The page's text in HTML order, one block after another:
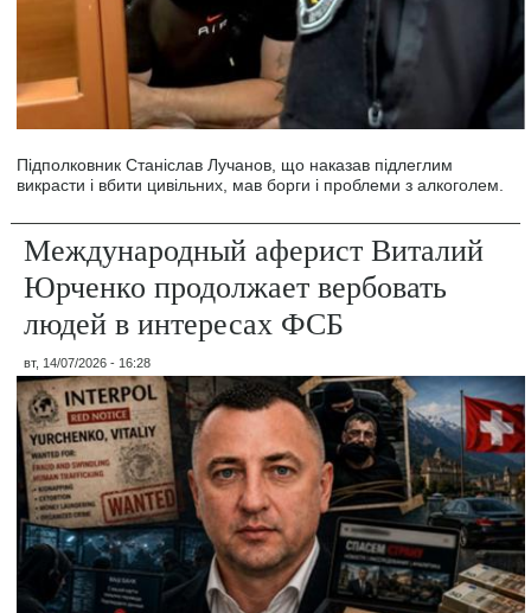
Підполковник Станіслав Лучанов, що наказав підлеглим
викрасти і вбити цивільних, мав борги і проблеми з алкоголем.
Международный аферист Виталий
Юрченко продолжает вербовать
людей в интересах ФСБ
вт, 14/07/2026 - 16:28